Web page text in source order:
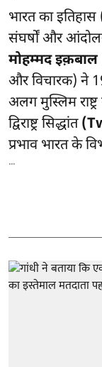
भारत का
संघर्षों और
मोहम्मद इक़बाल
और विचारक) ने
अलग मुस्लिम राष्ट्र
द्विराष्ट्र सिद्धांत
प्रभाव भारत के
...